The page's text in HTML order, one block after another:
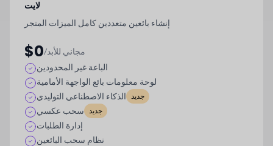
لايت
إنشاء بائعين متعددين كامل الميزات المتجر
$0 /مجاني للأبد
الباعة غير المحدودين
لوحة معلومات بائع الواجهة الأمامية
الذكاء الاصطناعي التوليدي جديد
سحب عكسي جديد
إدارة الطلبات
نظام سحب البائعين